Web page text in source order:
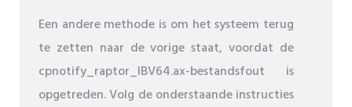
Een andere methode is om het systeem terug
te zetten naar de vorige staat, voordat de
cpnotify_raptor_IBV64.ax-bestandsfout is
opgetreden. Volg de onderstaande instructies